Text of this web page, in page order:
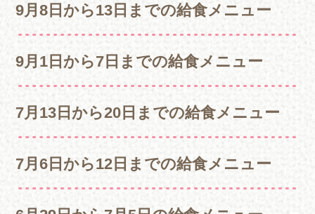
9月8日から13日までの給食メニュー
9月1日から7日までの給食メニュー
7月13日から20日までの給食メニュー
7月6日から12日までの給食メニュー